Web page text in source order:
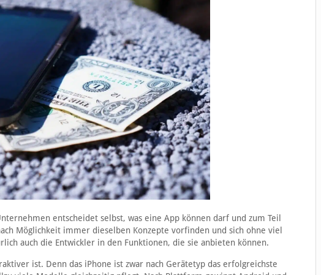
entscheidet selbst, was eine App können darf und zum Teil
Möglichkeit immer dieselben Konzepte vorfinden und sich ohne viel
auch die Entwickler in den Funktionen, die sie anbieten können.
ist. Denn das iPhone ist zwar nach Gerätetyp das erfolgreichste